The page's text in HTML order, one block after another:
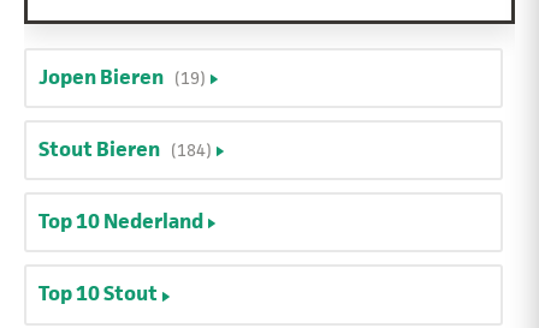
Jopen Bieren (19)
Stout Bieren (184)
Top 10 Nederland
Top 10 Stout